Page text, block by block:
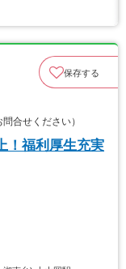
保存する
合せください）
！福利厚生充実